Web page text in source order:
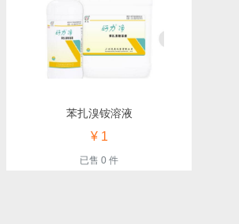
苯扎溴铵溶液
¥ 1
已售 0 件